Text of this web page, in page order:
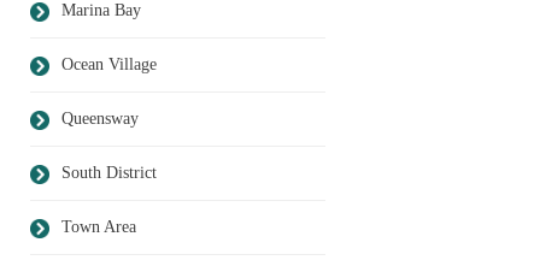
Marina Bay
Ocean Village
Queensway
South District
Town Area